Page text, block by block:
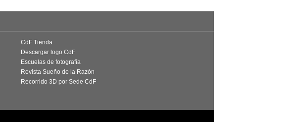
CdF Tienda
Descargar logo CdF
Escuelas de fotografía
Revista Sueño de la Razón
Recorrido 3D por Sede CdF